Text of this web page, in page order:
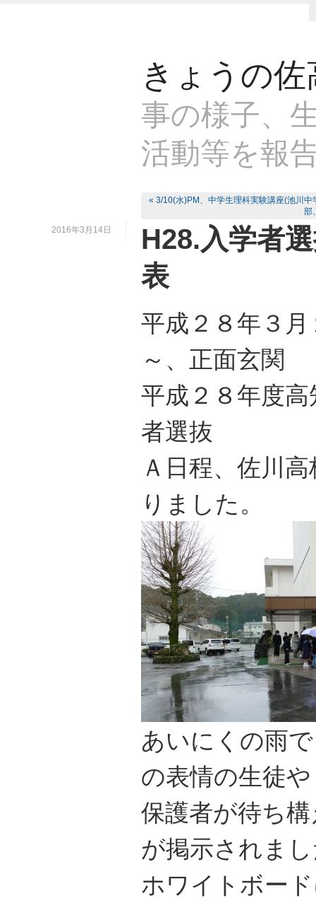
きょうの佐
事の様子、
活動等を報
« 3/10(水)PM、中学生理科実験講座(池川中
部
2016年3月14日
H28.入学者
表
平成２８年３
～、正面玄関
平成２８年度
者選抜
Ａ日程、佐川
りました。
あいにくの雨
の表情の生徒や
保護者が待ち
が掲示されま
ホワイトボー